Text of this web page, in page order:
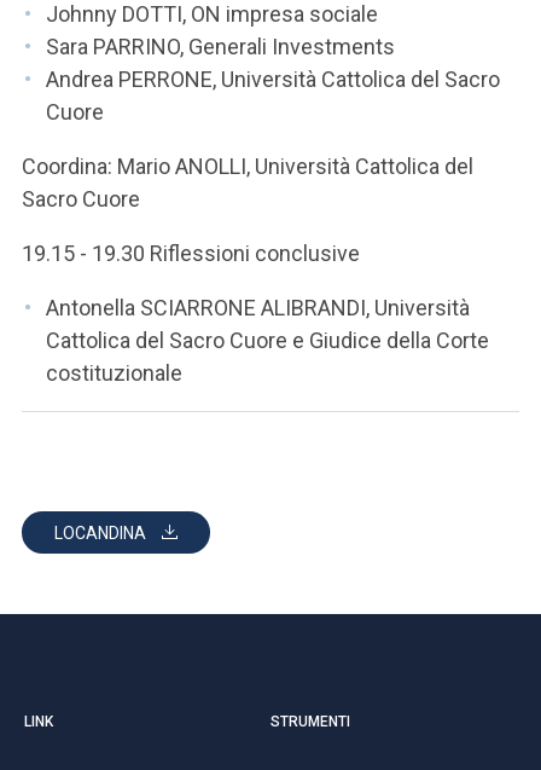
Johnny DOTTI, ON impresa sociale
Sara PARRINO, Generali Investments
Andrea PERRONE, Università Cattolica del Sacro
Cuore
Coordina: Mario ANOLLI, Università Cattolica del
Sacro Cuore
19.15 - 19.30 Riflessioni conclusive
Antonella SCIARRONE ALIBRANDI, Università
Cattolica del Sacro Cuore e Giudice della Corte
costituzionale
LOCANDINA
LINK STRUMENTI